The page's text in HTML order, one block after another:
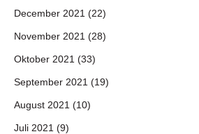
December 2021 (22)
November 2021 (28)
Oktober 2021 (33)
September 2021 (19)
August 2021 (10)
Juli 2021 (9)